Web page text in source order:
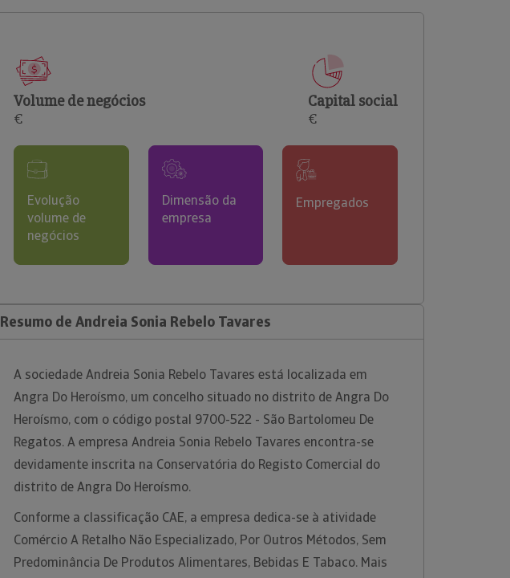
comerciais e analisar o risco de incumprimento dos
Volume de negócios
€
Capital social
€
Evolução
volume de
negócios
Dimensão da
empresa
Empregados
Resumo de Andreia Sonia Rebelo Tavares
A sociedade Andreia Sonia Rebelo Tavares está localizada em
Angra Do Heroísmo, um concelho situado no distrito de Angra Do
Heroísmo, com o código postal 9700-522 - São Bartolomeu De
Regatos. A empresa Andreia Sonia Rebelo Tavares encontra-se
devidamente inscrita na Conservatória do Registo Comercial do
distrito de Angra Do Heroísmo.
Conforme a classificação CAE, a empresa dedica-se à atividade
Comércio A Retalho Não Especializado, Por Outros Métodos, Sem
Predominância De Produtos Alimentares, Bebidas E Tabaco. Mais